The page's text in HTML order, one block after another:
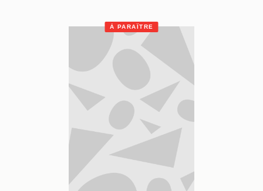
À PARAÎTRE